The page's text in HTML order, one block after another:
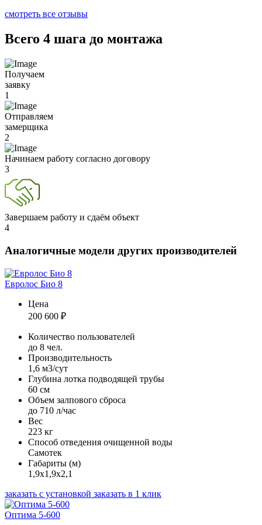
смотреть все отзывы
Всего 4 шага до монтажа
Получаем
заявку
1
Отправляем
замерщика
2
Начинаем работу согласно договору
3
Завершаем работу и сдаём объект
4
Аналогичные модели других производителей
Евролос Био 8
Цена
200 600 ₽
Количество пользователей
до 8 чел.
Производительность
1,6 м3/сут
Глубина лотка подводящей трубы
60 см
Объем залпового сброса
до 710 л/час
Вес
223 кг
Способ отведения очищенной воды
Самотек
Габариты (м)
1,9х1,9х2,1
заказать с установкой заказать в 1 клик
Оптима 5-600